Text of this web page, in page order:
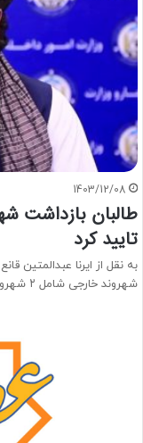
1403/12/08
طالبان بازداشت
تایید کرد
به نقل از ایرنا عبدالمتین
شهروند خارجی شامل ۲ شهروند اتگلیسی…